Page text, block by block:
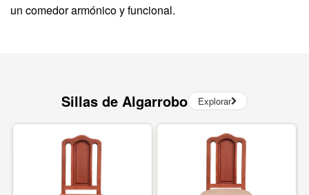
un comedor armónico y funcional.
Sillas de Algarrobo Explorar